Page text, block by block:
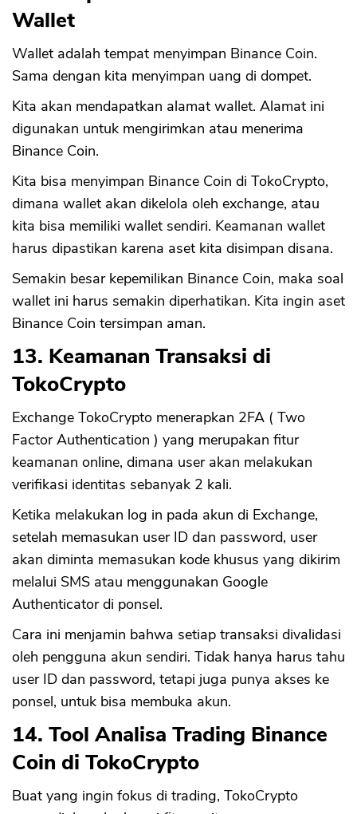
Wallet
Wallet adalah tempat menyimpan Binance Coin.
Sama dengan kita menyimpan uang di dompet.
Kita akan mendapatkan alamat wallet. Alamat ini
digunakan untuk mengirimkan atau menerima
Binance Coin.
Kita bisa menyimpan Binance Coin di TokoCrypto,
dimana wallet akan dikelola oleh exchange, atau
kita bisa memiliki wallet sendiri. Keamanan wallet
harus dipastikan karena aset kita disimpan disana.
Semakin besar kepemilikan Binance Coin, maka soal
wallet ini harus semakin diperhatikan. Kita ingin aset
Binance Coin tersimpan aman.
13. Keamanan Transaksi di
TokoCrypto
Exchange TokoCrypto menerapkan 2FA ( Two
Factor Authentication ) yang merupakan fitur
keamanan online, dimana user akan melakukan
verifikasi identitas sebanyak 2 kali.
Ketika melakukan log in pada akun di Exchange,
setelah memasukan user ID dan password, user
akan diminta memasukan kode khusus yang dikirim
melalui SMS atau menggunakan Google
Authenticator di ponsel.
Cara ini menjamin bahwa setiap transaksi divalidasi
oleh pengguna akun sendiri. Tidak hanya harus tahu
user ID dan password, tetapi juga punya akses ke
ponsel, untuk bisa membuka akun.
14. Tool Analisa Trading Binance
Coin di TokoCrypto
Buat yang ingin fokus di trading, TokoCrypto